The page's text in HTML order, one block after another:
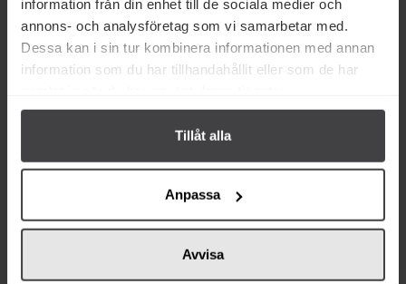
information från din enhet till de sociala medier och
annons- och analysföretag som vi samarbetar med.
Dessa kan i sin tur kombinera informationen med annan
information som du har tillhandahållit eller som de har
Tillåt alla
Anpassa
Avvisa
Innehåll
Betyg
Prishistorik